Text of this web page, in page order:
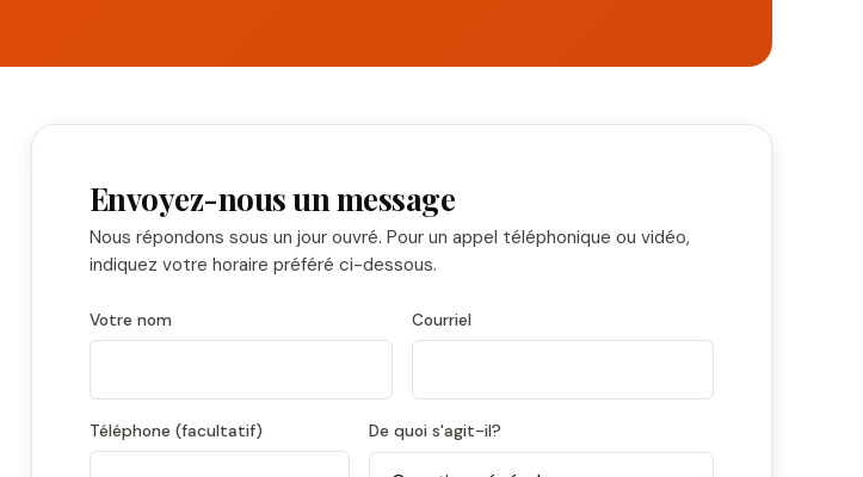
Envoyez-nous un message
Nous répondons sous un jour ouvré. Pour un appel téléphonique ou vidéo,
indiquez votre horaire préféré ci-dessous.
Votre nom Courriel
Téléphone (facultatif) De quoi s'agit-il?